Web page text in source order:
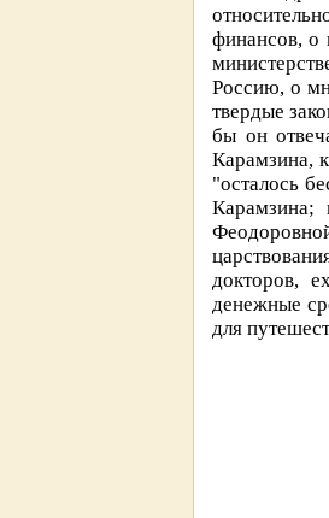
финансов, о
Россию, о
твердые
бы он
Карамзина,
"осталось
Карамзина;
докторов,
денежные
для